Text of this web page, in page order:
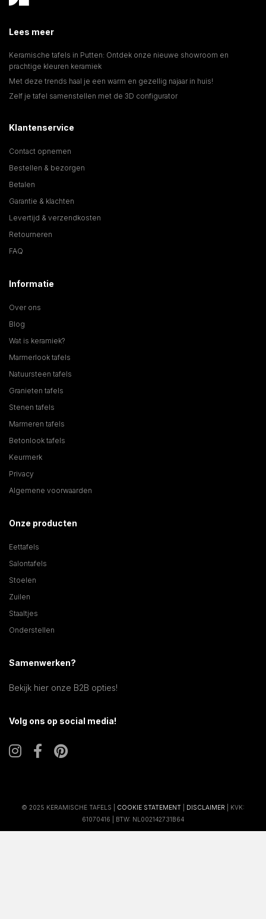
Lees meer
Keramische tafels in Putten: Ontdek onze nieuwe showroom en
prachtige kleuren keramiek
Met deze trends haal je een warm en gezellig najaar in huis!
Zelf je tafel samenstellen met de 3D configurator
Klantenservice
Contact opnemen
Bestellen & bezorgen
Betalen
Garantie & klachten
Levertijd & verzendkosten
Retourneren
FAQ
Informatie
Over ons
Blog
Wat is keramiek?
Marmerlook tafels
Natuursteen tafels
Granieten tafels
Stenen tafels
Marmeren tafels
Betonlook tafels
Keurmerk
Privacy
Algemene voorwaarden
Onze producten
Eettafels
Salontafels
Stoelen
Zuilen
Staaltjes
Onderstellen
Samenwerken?
Bekijk hier onze B2B opties!
Volg ons op social media!
© 2025 KERAMISCHE TAFELS | COOKIE STATEMENT DISCLAIMER | KVK:
61070416 | BTW: NL002142731B64